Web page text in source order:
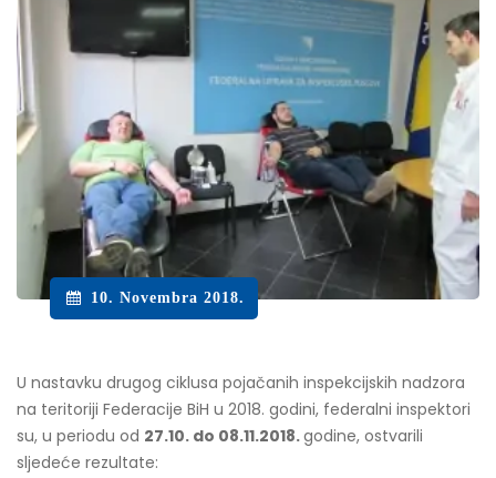
10. Novembra 2018.
U nastavku drugog ciklusa pojačanih inspekcijskih nadzora
na teritoriji Federacije BiH u 2018. godini, federalni inspektori
su, u periodu od 27.10. do 08.11.2018.godine, ostvarili
sljedeće rezultate: